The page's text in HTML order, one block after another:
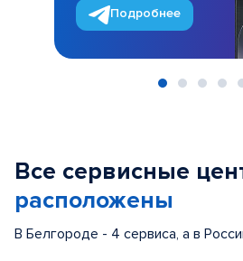
Подробнее
Все сервисные
расположены
В Белгороде - 4 сервиса, а в